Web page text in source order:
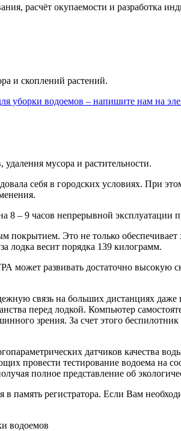
расчёт окупаемости и разработка
и скоплений растений.
уборки водоемов – напишите нам на
мусора и растительности.
себя в городских условиях. При
8 – 9 часов непрерывной эксплуатации
покрытием. Это не только
лодка весит порядка 139 килограмм.
может развивать достаточно высокую
связь на больших дистанциях
перед лодкой. Компьютер
зрения. За счет этого
датчиков качества
провести тестирование водоема на
полное представление об
память регистратора. Если Вам
водоемов